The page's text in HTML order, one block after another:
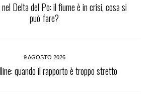
nel Delta del Po: il fiume è in crisi, cosa si
può fare?
9 AGOSTO 2026
quando il rapporto è troppo stretto